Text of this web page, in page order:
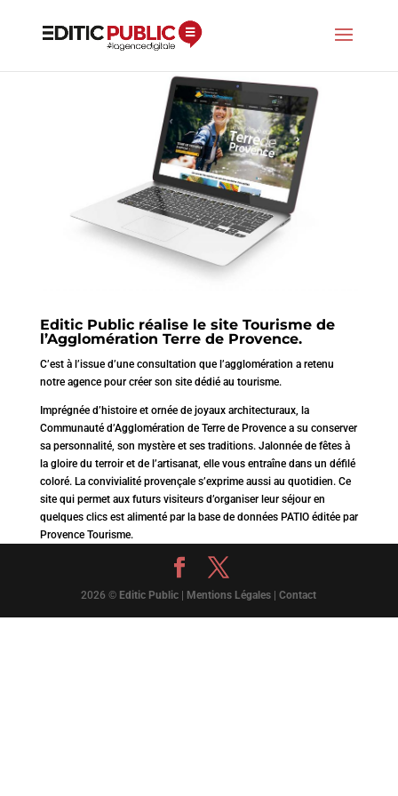
Editic Public réalise le site Tourisme de
l’Agglomération Terre de Provence.
C’est à l’issue d’une consultation que l’agglomération a retenu
notre agence pour créer son site dédié au tourisme.
Imprégnée d’histoire et ornée de joyaux architecturaux, la
Communauté d’Agglomération de Terre de Provence a su conserver
sa personnalité, son mystère et ses traditions. Jalonnée de fêtes à
la gloire du terroir et de l’artisanat, elle vous entraîne dans un défilé
coloré. La convivialité provençale s’exprime aussi au quotidien. Ce
site qui permet aux futurs visiteurs d’organiser leur séjour en
quelques clics est alimenté par la base de données PATIO éditée par
Provence Tourisme.
2026 © Editic Public | Mentions Légales | Contact